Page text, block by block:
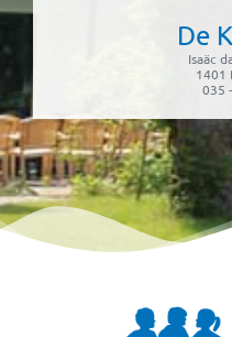
De
Isaäc
1401
035